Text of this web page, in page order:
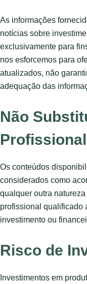
As informações
notícias sobre
exclusivamente para
nos esforcemos para
atualizados, não
adequação das
Não
Profissional
Os conteúdos
considerados como
qualquer outra
profissional qualificado
investimento ou
Risco de
Investimentos em